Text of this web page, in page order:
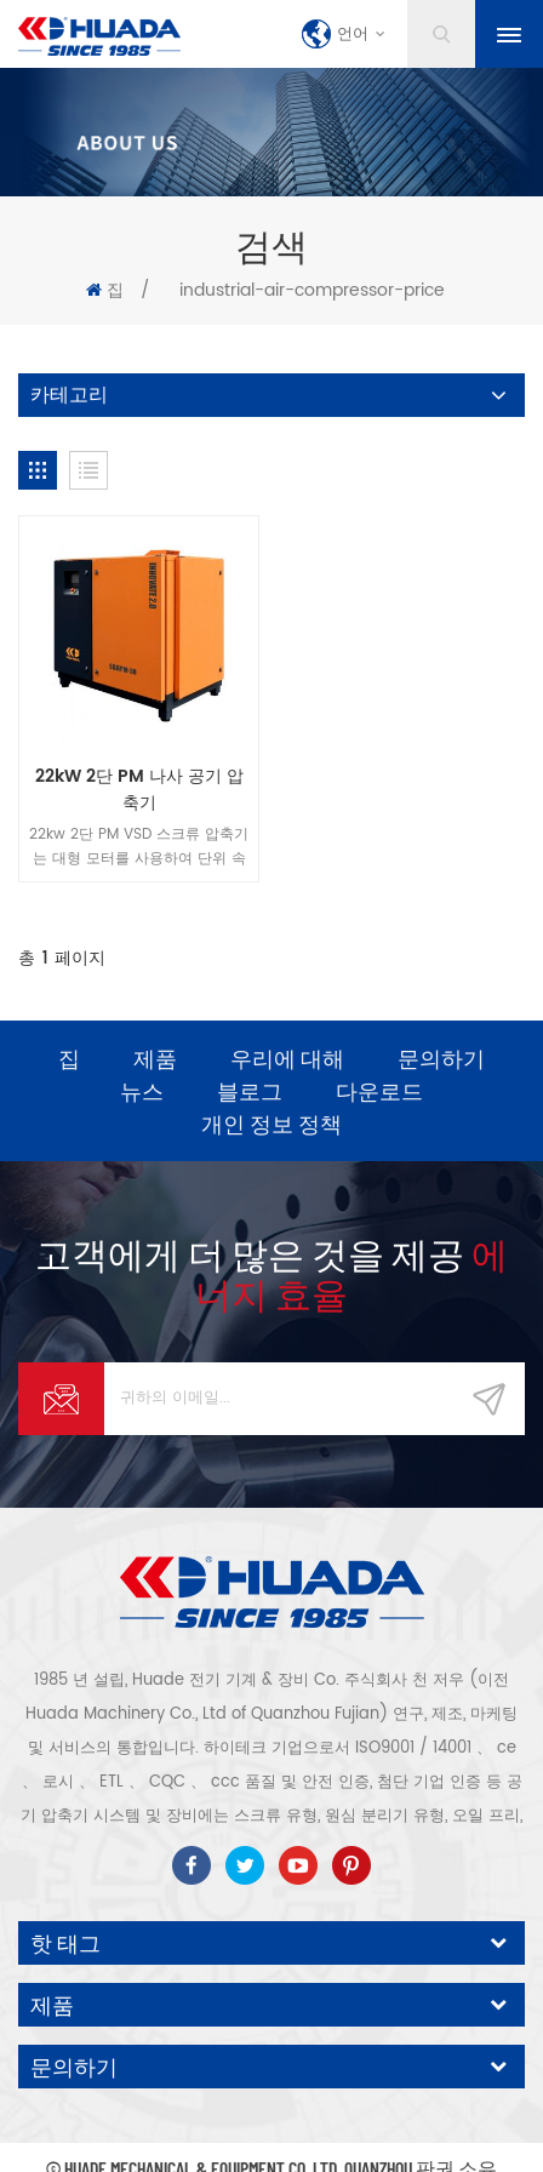
언어
검색
집 / industrial-air-compressor-price
카테고리
22kW 2단 PM 나사 공기 압
축기
22kw 2단 PM VSD 스크류 압축기
는 대형 모터를 사용하여 단위 속
체 공기 덕트 압력 차이, 구조가
총 1 페이지
집 제품 우리에 대해
문의하기
뉴스
블로그
다운로드
개인 정보 정책
고객에게 더 많은 것을 제공 에
너지 효율
1985 년 설립, Huade 전기 기계 & 장비 Co. 주식회사 천 저우 (이전
Huada Machinery Co., Ltd of Quanzhou Fujian) 연구, 제조, 마케팅
및 서비스의 통합입니다. 하이테크 기업으로서 ISO9001 / 14001 、 ce
、 로시 、 ETL 、 CQC 、 ccc 품질 및 안전 인증, 첨단 기업 인증 등 공
기 압축기 시스템 및 장비에는 스크류 유형, 원심 분리기 유형, 오일 프리,
스크롤 유형, 피스톤 유형, 건조기, 필터, 배수기, 완전한 공기 압축기 생산
라인 등이 포함됩니다. 보다 300 가지 유형의 공기 압축기 산업 전문가
우리 회사는 보다 30 년 경력 from 압력 용기, 전기 모터, 정밀 부품 가공
및 장비에 대한 최고의 부품 주조 조립. 또한 우리 회사는 영구 자석 서보
모터의 자체 핵심 프로세스를 개발하고 관련 기술 특허를 획득하여 국가
에너지 절약 및 환경 보호 기술 발전에 기여했습니다. 우리 자신의 브랜
드 공기 압축기를 기대하십시오, ODM / OEM 수락입니다.
핫 태그
제품
문의하기